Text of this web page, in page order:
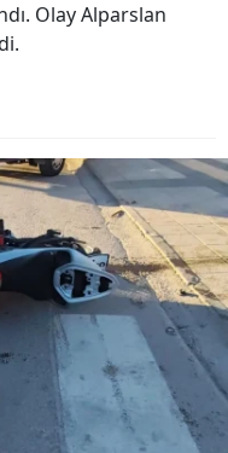
Olay Alparslan